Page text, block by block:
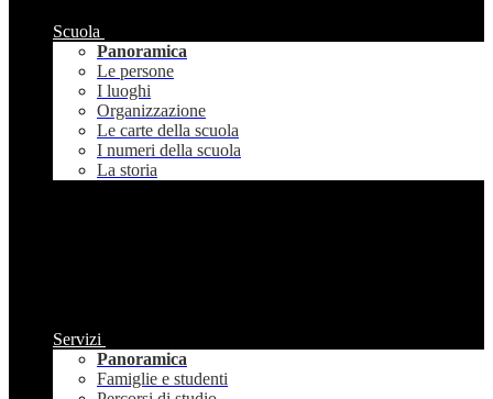
Scuola
Panoramica
Le persone
I luoghi
Organizzazione
Le carte della scuola
I numeri della scuola
La storia
Servizi
Panoramica
Famiglie e studenti